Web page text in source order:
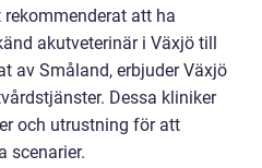
att ha
akutveterinär i Växjö till
av Småland, erbjuder Växjö
Dessa kliniker
och utrustning för att
scenarier.